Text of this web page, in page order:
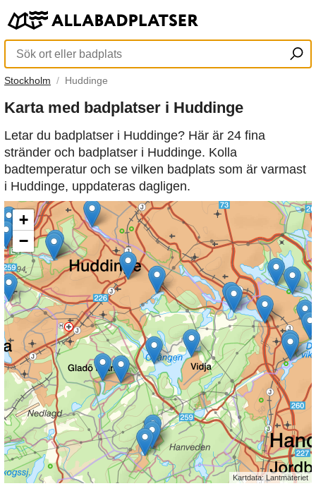
Stockholm Huddinge
Karta med badplatser i Huddinge
Letar du badplatser i Huddinge? Här är 24 fina
stränder och badplatser i Huddinge. Kolla
badtemperatur och se vilken badplats som är varmast
i Huddinge, uppdateras dagligen.
+
−
Kartdata: Lantmäteriet